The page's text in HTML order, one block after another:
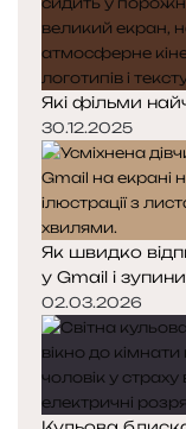
Які фільми
30.12.2025
Як швидко
у Gmail і
02.03.2026